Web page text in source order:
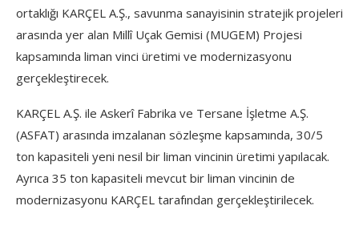
ortaklığı KARÇEL A.Ş., savunma sanayisinin stratejik projeleri
arasında yer alan Millî Uçak Gemisi (MUGEM) Projesi
kapsamında liman vinci üretimi ve modernizasyonu
gerçekleştirecek.
KARÇEL A.Ş. ile Askerî Fabrika ve Tersane İşletme A.Ş.
(ASFAT) arasında imzalanan sözleşme kapsamında, 30/5
ton kapasiteli yeni nesil bir liman vincinin üretimi yapılacak.
Ayrıca 35 ton kapasiteli mevcut bir liman vincinin de
modernizasyonu KARÇEL tarafından gerçekleştirilecek.